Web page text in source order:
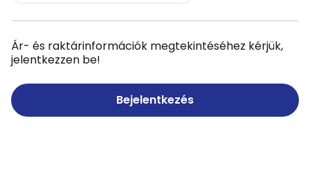
Ár- és raktárinformációk megtekintéséhez kérjük,
jelentkezzen be!
Bejelentkezés